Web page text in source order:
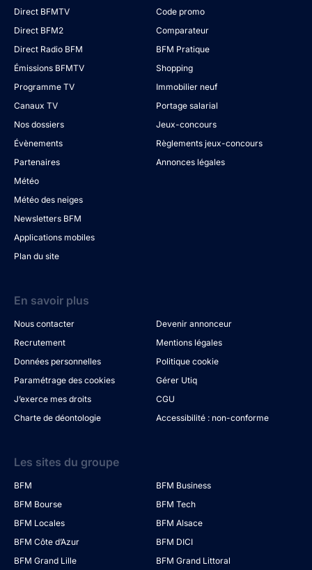
Direct BFMTV
Direct BFM2
Direct Radio BFM
Émissions BFMTV
Programme TV
Canaux TV
Nos dossiers
Évènements
Partenaires
Météo
Météo des neiges
Newsletters BFM
Applications mobiles
Plan du site
Code promo
Comparateur
BFM Pratique
Shopping
Immobilier neuf
Portage salarial
Jeux-concours
Règlements jeux-concours
Annonces légales
En savoir plus
Nous contacter
Devenir annonceur
Recrutement
Mentions légales
Données personnelles
Politique cookie
Paramétrage des cookies
Gérer Utiq
J’exerce mes droits
CGU
Charte de déontologie
Accessibilité : non-conforme
Les sites du groupe
BFM
BFM Business
BFM Bourse
BFM Tech
BFM Locales
BFM Alsace
BFM Côte d’Azur
BFM DICI
BFM Grand Lille
BFM Grand Littoral